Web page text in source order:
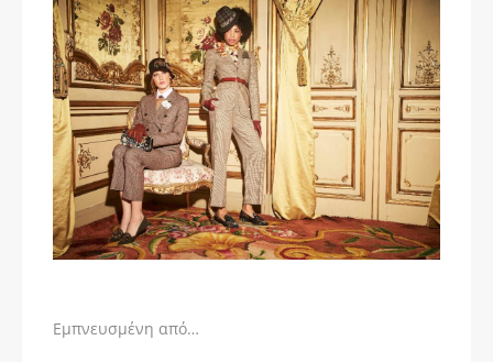
Εμπνευσμένη από…